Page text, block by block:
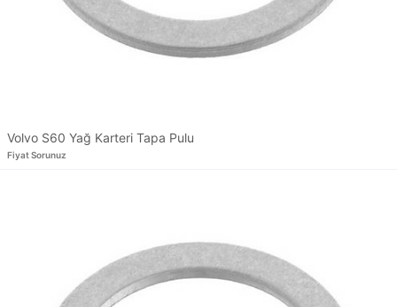
Volvo S60 Yağ Karteri Tapa Pulu
Fiyat Sorunuz